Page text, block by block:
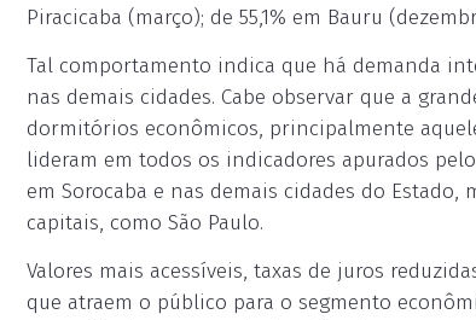
Piracicaba (março); de 55,1% em Bauru
Tal comportamento indica que há demanda
nas demais cidades. Cabe observar que a
dormitórios econômicos, principalmente
lideram em todos os indicadores apurados
em Sorocaba e nas demais cidades do
capitais, como São Paulo.
Valores mais acessíveis, taxas de juros
que atraem o público para o segmento